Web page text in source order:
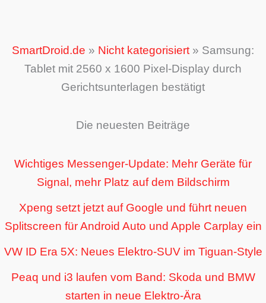
SmartDroid.de » Nicht kategorisiert » Samsung:
Tablet mit 2560 x 1600 Pixel-Display durch
Gerichtsunterlagen bestätigt
Die neuesten Beiträge
Wichtiges Messenger-Update: Mehr Geräte für
Signal, mehr Platz auf dem Bildschirm
Xpeng setzt jetzt auf Google und führt neuen
Splitscreen für Android Auto und Apple Carplay ein
VW ID Era 5X: Neues Elektro-SUV im Tiguan-Style
Peaq und i3 laufen vom Band: Skoda und BMW
starten in neue Elektro-Ära